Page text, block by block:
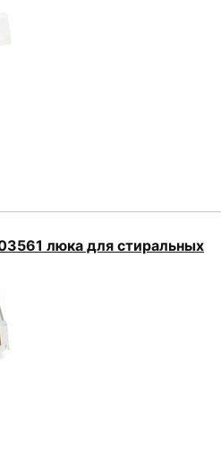
люка для стиральных